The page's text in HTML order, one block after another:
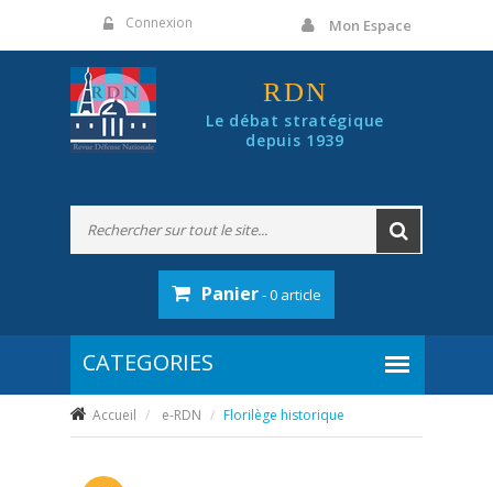
Connexion Mon Espace
RDN
Le débat stratégique
depuis 1939
Panier- 0 article
Accueil e-RDN Florilège historique